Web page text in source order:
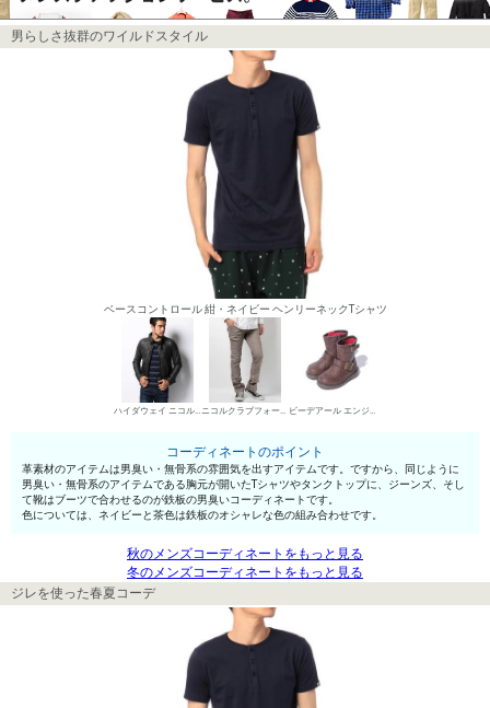
男らしさ抜群のワイルドスタイル
ベースコントロール 紺・ネイビー ヘンリーネックTシャツ
ハイダウェイ ニコル レザーブルゾン ニコルクラブフォーメン デニムパンツ・ジーンズ ビーデアール エンジニア・ペコスブーツ
コーディネートのポイント
革素材のアイテムは男臭い・無骨系の雰囲気を出すアイテムです。ですから、同じように
男臭い・無骨系のアイテムである胸元が開いたTシャツやタンクトップに、ジーンズ、そし
て靴はブーツで合わせるのが鉄板の男臭いコーディネートです。
色については、ネイビーと茶色は鉄板のオシャレな色の組み合わせです。
秋のメンズコーディネートをもっと見る
冬のメンズコーディネートをもっと見る
ジレを使った春夏コーデ